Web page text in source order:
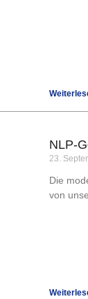
NLP-
23.
Die
von